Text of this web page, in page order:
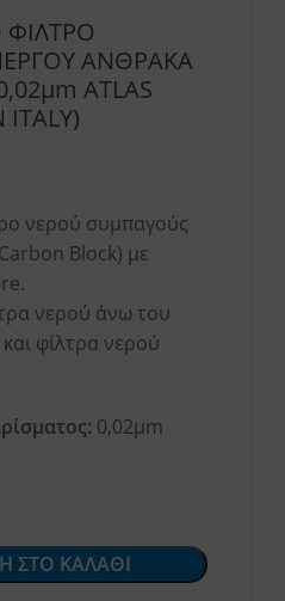
ΑΝΘΡΑΚΑ
ATLAS
ITALY)
νερού συμπαγούς
Block) με
νερού άνω του
φίλτρα νερού
0,02μm
ΣΤΟ ΚΑΛΑΘΙ